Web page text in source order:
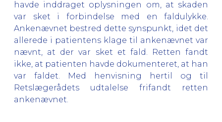
havde inddraget oplysningen om, at skaden
var sket i forbindelse med en faldulykke.
Ankenævnet bestred dette synspunkt, idet det
allerede i patientens klage til ankenævnet var
nævnt, at der var sket et fald. Retten fandt
ikke, at patienten havde dokumenteret, at han
var faldet. Med henvisning hertil og til
Retslægerådets udtalelse frifandt retten
ankenævnet.